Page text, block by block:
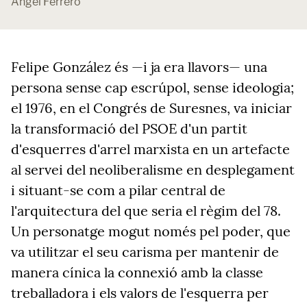
Felipe González és —i ja era llavors— una
persona sense cap escrúpol, sense ideologia;
el 1976, en el Congrés de Suresnes, va iniciar
la transformació del PSOE d'un partit
d'esquerres d'arrel marxista en un artefacte
al servei del neoliberalisme en desplegament
i situant-se com a pilar central de
l'arquitectura del que seria el règim del 78.
Un personatge mogut només pel poder, que
va utilitzar el seu carisma per mantenir de
manera cínica la connexió amb la classe
treballadora i els valors de l'esquerra per